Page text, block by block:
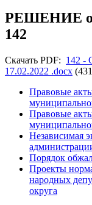
РЕШЕНИЕ от
142
Скачать PDF: 142 -
17.02.2022 .docx
Правовые
Правовые
Независимая
Порядок
Проекты
народных
округа